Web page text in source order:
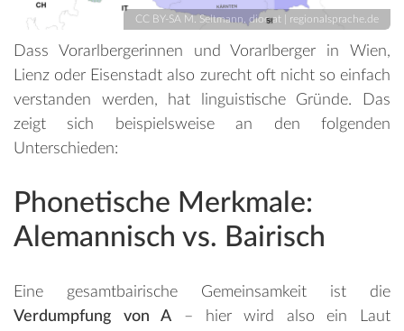
CC BY-SA M. Seltmann, dioe.at | regionalsprache.de
Dass Vorarlbergerinnen und Vorarlberger in Wien,
Lienz oder Eisenstadt also zurecht oft nicht so einfach
verstanden werden, hat linguistische Gründe. Das
zeigt sich beispielsweise an den folgenden
Unterschieden:
Phonetische Merkmale:
Alemannisch vs. Bairisch
Eine gesamtbairische Gemeinsamkeit ist die
Verdumpfung von A – hier wird also ein Laut